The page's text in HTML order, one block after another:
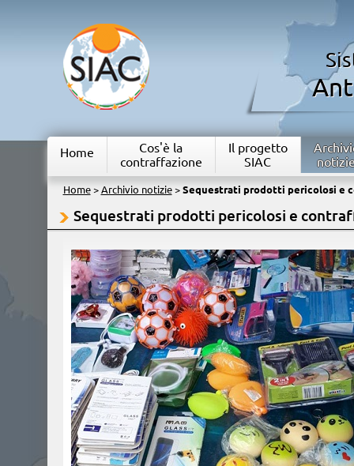
Home
Cos'è la
contraffazione
Il progetto
SIAC
Home> Archivio notizie> Sequestrati prodotti pericolosi e
Sequestrati prodotti pericolosi e